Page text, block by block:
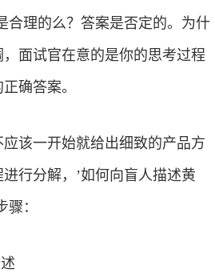
合理的么？答案是否定的。为什
面试官在意的是你的思考过程
确答案。
该一开始就给出细致的产品方
行分解，’如何向盲人描述黄
：